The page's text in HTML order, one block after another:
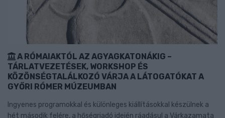
A RÓMAIAKTÓL AZ AGYAGKATONÁKIG –
TÁRLATVEZETÉSEK, WORKSHOP ÉS
KÖZÖNSÉGTALÁLKOZÓ VÁRJA A LÁTOGATÓKAT A
GYŐRI RÓMER MÚZEUMBAN
Ingyenes programokkal és különleges kiállításokkal készülnek a
hét második felére, a hőségriadó idején ráadásul a Várkazamata